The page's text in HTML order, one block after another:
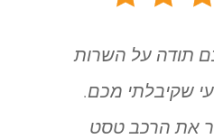
תודה על השרות
שקיבלתי מכם.
את הרכב טסט